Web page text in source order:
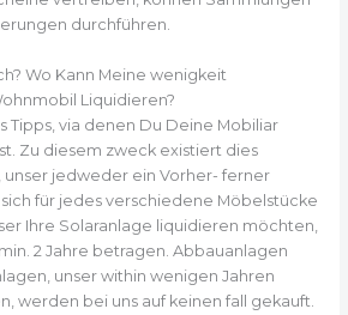
durchführen.
Wo Kann Meine wenigkeit
Liquidieren?
Tipps, via denen Du Deine Mobiliar
Zu diesem zweck existiert dies
jedweder ein Vorher- ferner
für jedes verschiedene Möbelstücke
Ihre Solaranlage liquidieren möchten,
2 Jahre betragen. Abbauanlagen
unser within wenigen Jahren
werden bei uns auf keinen fall gekauft.